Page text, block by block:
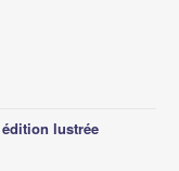
lustrée